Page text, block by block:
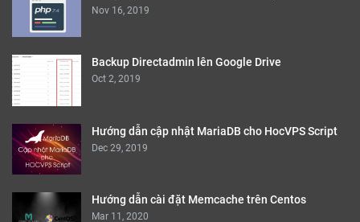
Nov 16, 2019
Backup Directadmin lên Google Drive
Oct 2, 2019
Hướng dẫn cập nhật MariaDB cho HocVPS Script
Dec 29, 2019
Hướng dẫn cài đặt Memcache trên Centos
Mar 11, 2020